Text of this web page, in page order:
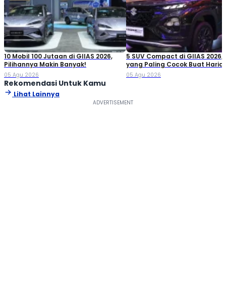
10 Mobil 100 Jutaan di GIIAS 2026,
Pilihannya Makin Banyak!
05 Agu 2026
5 SUV Compact di GIIAS 2026,
yang Paling Cocok Buat
05 Agu 2026
Rekomendasi Untuk Kamu
Lihat Lainnya